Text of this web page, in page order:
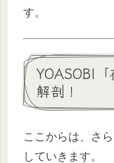
す。
YOASOBI
解剖！
ここからは、さ
していきます。